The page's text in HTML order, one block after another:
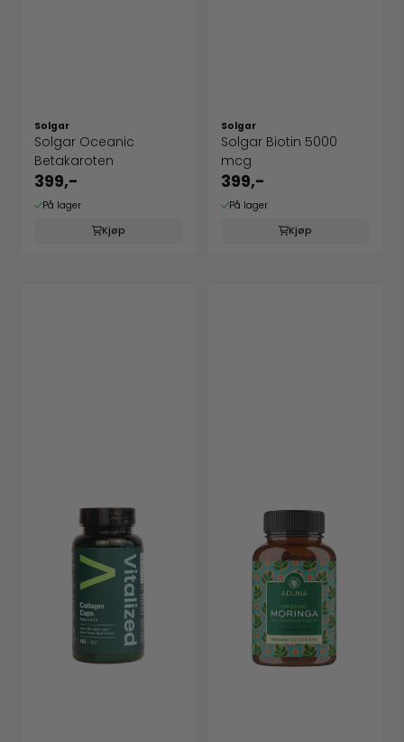
Solgar
Solgar Oceanic
Betakaroten
399,-
På lager
Kjøp
Solgar
Solgar Biotin 5000
mcg
399,-
På lager
Kjøp